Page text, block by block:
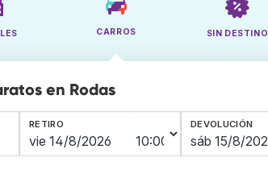
CARROS SIN DESTINO
en Rodas
RETIRO DEVOLUCIÓN